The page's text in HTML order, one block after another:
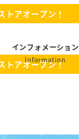
トアオープン！
インフォメーション
Information
トアオープン！